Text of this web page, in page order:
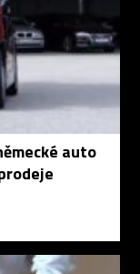
auto